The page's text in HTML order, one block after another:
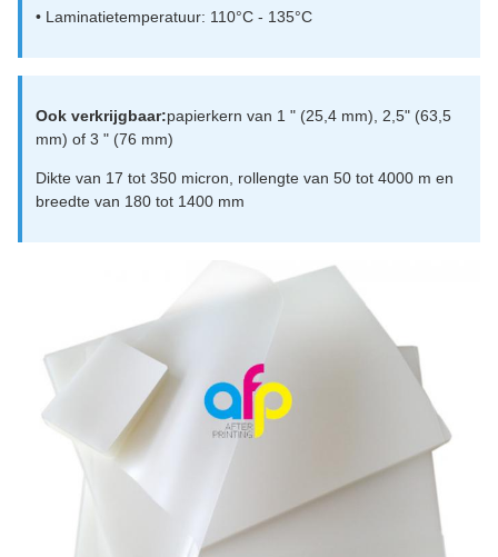
• Laminatietemperatuur: 110°C - 135°C
Ook verkrijgbaar:papierkern van 1 " (25,4 mm), 2,5" (63,5
mm) of 3 " (76 mm)
Dikte van 17 tot 350 micron, rollengte van 50 tot 4000 m en
breedte van 180 tot 1400 mm